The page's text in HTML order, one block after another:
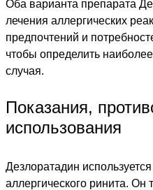
Оба варианта препарата
лечения аллергических
предпочтений и
чтобы определить
случая.
Показания,
использования
Дезлоратадин
аллергического ринита. Он